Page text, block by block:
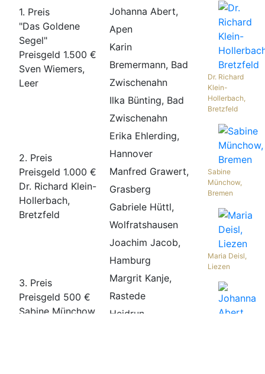
1. Preis
"Das Goldene
Segel"
Preisgeld 1.500 €
Sven Wiemers,
Leer
Johanna Abert,
Apen
Karin
Bremermann, Bad
Zwischenahn
Ilka Bünting, Bad
Zwischenahn
Erika Ehlerding,
Hannover
Manfred Grawert,
Grasberg
Gabriele Hüttl,
Wolfratshausen
Joachim Jacob,
Hamburg
Margrit Kanje,
Rastede
Heidrun
2. Preis
Preisgeld 1.000 €
Dr. Richard Klein-
Hollerbach,
Bretzfeld
3. Preis
Preisgeld 500 €
Sabine Münchow,
Dr. Richard
Klein-
Hollerbach,
Bretzfeld
Sabine
Münchow,
Bremen
Maria Deisl,
Liezen